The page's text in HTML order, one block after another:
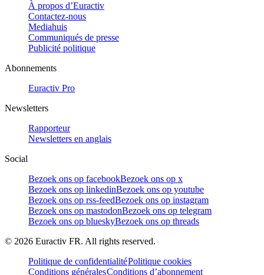
À propos d’Euractiv
Contactez-nous
Mediahuis
Communiqués de presse
Publicité politique
Abonnements
Euractiv Pro
Newsletters
Rapporteur
Newsletters en anglais
Social
Bezoek ons op facebookBezoek ons op x
Bezoek ons op linkedinBezoek ons op youtube
Bezoek ons op rss-feedBezoek ons op instagram
Bezoek ons op mastodonBezoek ons op telegram
Bezoek ons op blueskyBezoek ons op threads
© 2026 Euractiv FR. All rights reserved.
Politique de confidentialitéPolitique cookies
Conditions généralesConditions d’abonnement